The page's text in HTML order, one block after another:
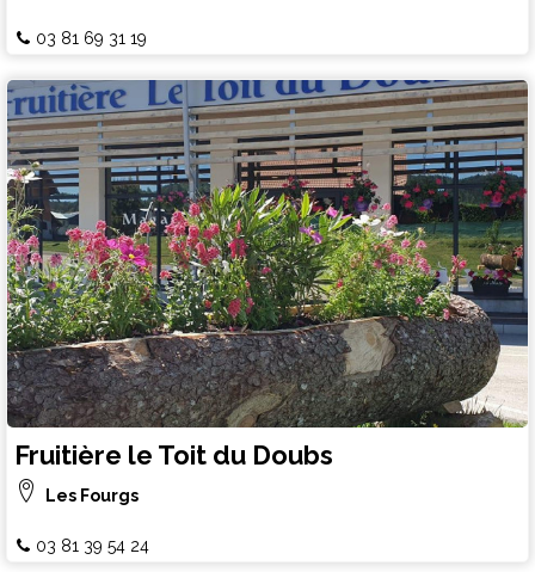
03 81 69 31 19
Fruitière le Toit du Doubs
Les Fourgs
03 81 39 54 24